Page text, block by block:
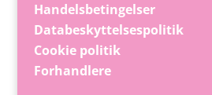
Handelsbetingelser
Databeskyttelsespolitik
Cookie politik
Forhandlere